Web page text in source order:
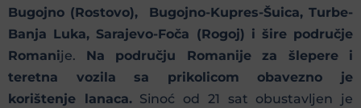
Bugojno (Rostovo), Bugojno-Kupres-Šuica, Turbe-
Banja Luka, Sarajevo-Foča (Rogoj) i šire područje
Romanije. Na području Romanije za šlepere i
teretna vozila sa prikolicom obavezno je
korištenje lanaca.Sinoć od 21 sat obustavljen je